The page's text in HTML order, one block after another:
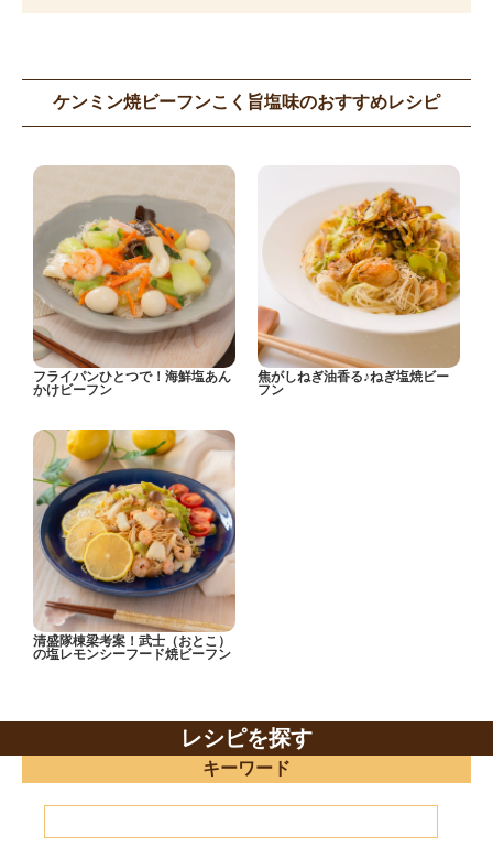
ケンミン焼ビーフンこく旨塩味のおすすめレシピ
フライパンひとつで！海鮮塩あん
かけビーフン
焦がしねぎ油香る♪ねぎ塩焼ビー
フン
清盛隊棟梁考案！武士（おとこ）
の塩レモンシーフード焼ビーフン
レシピを探す
キーワード